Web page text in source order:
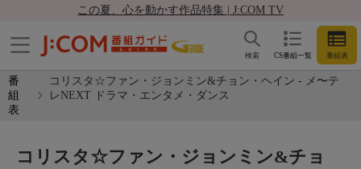
この夏、心を動かす作品特集 | J:COM TV
CS番組一覧 番組表
検索
番
組
表
コリスタ☆ファン・ジョンミン&チョン・ヘイン - メ〜テ
レNEXT ドラマ・エンタメ・ダンス
コリスタ☆ファン・ジョンミン&チョ